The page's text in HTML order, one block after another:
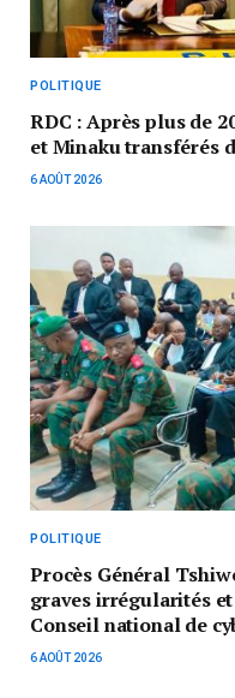
POLITIQUE
RDC : Après plus de
et Minaku transférés
6 AOÛT 2026
POLITIQUE
Procès Général
graves irrégularités
Conseil national de
6 AOÛT 2026